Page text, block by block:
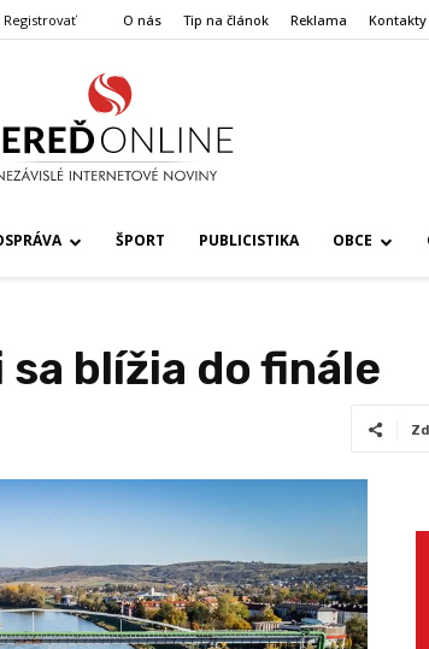
O nás Tip na článok Reklama Kontakty
ŠPORT PUBLICISTIKA OBCE
blížia do finále